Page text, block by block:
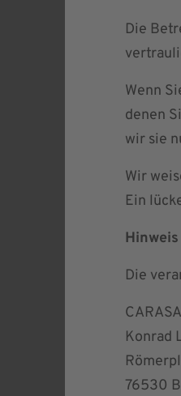
Die
Wenn
denen
wir sie
Wir
Ein
Die
Konrad
76530